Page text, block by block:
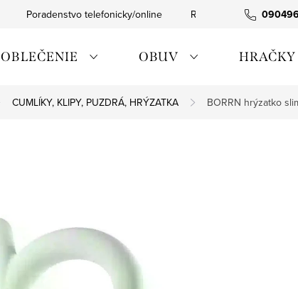
Poradenstvo telefonicky/online Rýchla expedícia
OBLEČENIE OBUV HRAČKY
CUMLÍKY, KLIPY, PUZDRÁ, HRÝZATKA BORRN hrýzatko